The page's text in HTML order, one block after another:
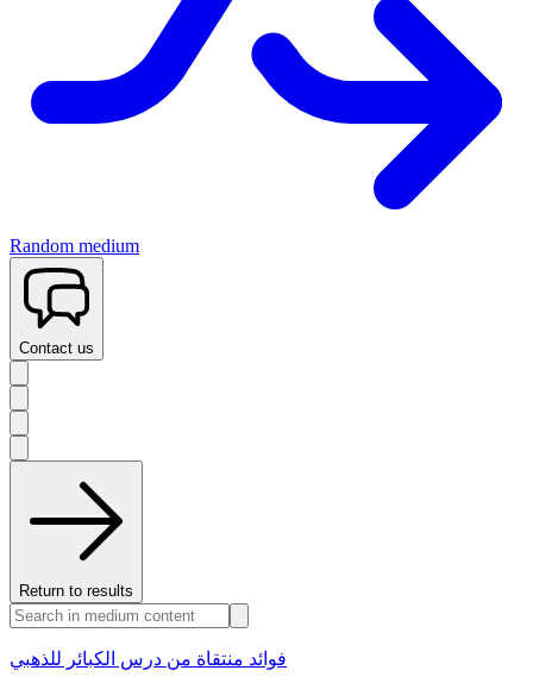
Random medium
Contact us
Return to results
فوائد منتقاة من درس الكبائر للذهبي